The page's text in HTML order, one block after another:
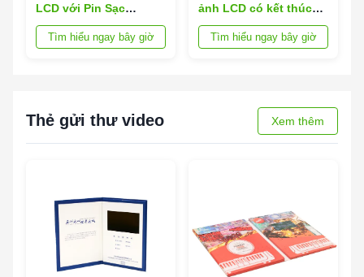
LCD với Pin Sạc
300mAh, Tùy chọn Bộ
nhớ 4GB / 8GB / 16GB
Tìm hiểu ngay bây giờ
ảnh LCD có kết thúc
bóng ở dạng A4 hoặc
kích thước tùy chỉnh
Tìm hiểu ngay bây giờ
Thẻ gửi thư video Xem thêm